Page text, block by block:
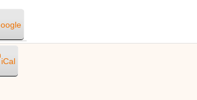
iCal